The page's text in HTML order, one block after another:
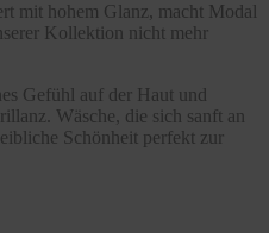
mit hohem Glanz, macht Modal
Kollektion nicht mehr
Gefühl auf der Haut und
Wäsche, die sich sanft an
Schönheit perfekt zur